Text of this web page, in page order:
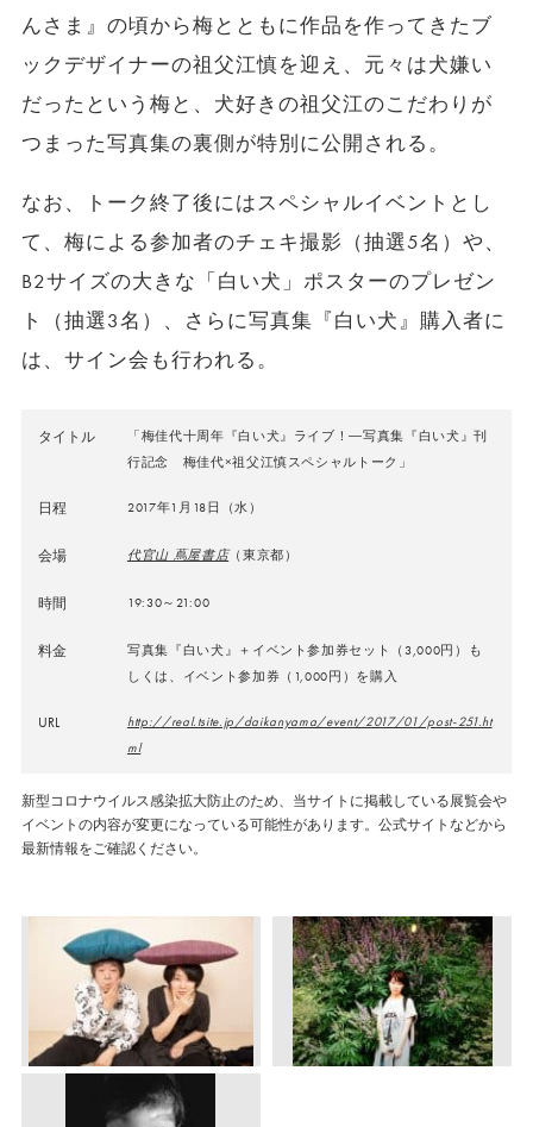
んさま』の頃から梅とともに作品を作ってきたブ
ックデザイナーの祖父江慎を迎え、元々は犬嫌い
だったという梅と、犬好きの祖父江のこだわりが
つまった写真集の裏側が特別に公開される。
なお、トーク終了後にはスペシャルイベントとし
て、梅による参加者のチェキ撮影（抽選5名）や、
B2サイズの大きな「白い犬」ポスターのプレゼン
ト（抽選3名）、さらに写真集『白い犬』購入者に
は、サイン会も行われる。
タイトル
「梅佳代十周年『白い犬』ライブ！―写真集『白い犬』刊
行記念 梅佳代×祖父江慎スペシャルトーク」
日程 2017年1月18日（水）
会場 代官山 蔦屋書店（東京都）
時間 19:30～21:00
料金
写真集『白い犬』＋イベント参加券セット（3,000円）も
しくは、イベント参加券（1,000円）を購入
URL
http://real.tsite.jp/daikanyama/event/2017/01/post-251.ht
ml
新型コロナウイルス感染拡大防止のため、当サイトに掲載している展覧会や
イベントの内容が変更になっている可能性があります。公式サイトなどから
最新情報をご確認ください。